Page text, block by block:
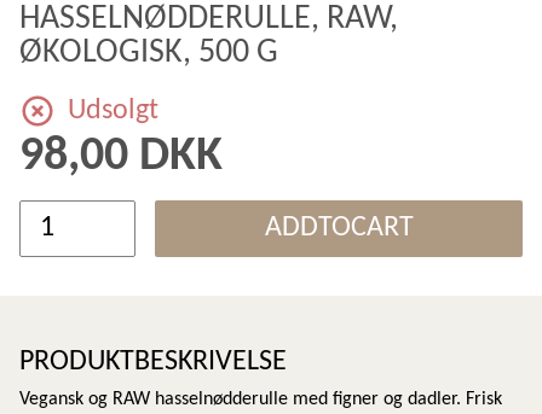
HASSELNØDDERULLE, RAW,
ØKOLOGISK, 500 G
Udsolgt
98,00 DKK
ADDTOCART
PRODUKTBESKRIVELSE
Vegansk og RAW hasselnødderulle med figner og dadler. Frisk